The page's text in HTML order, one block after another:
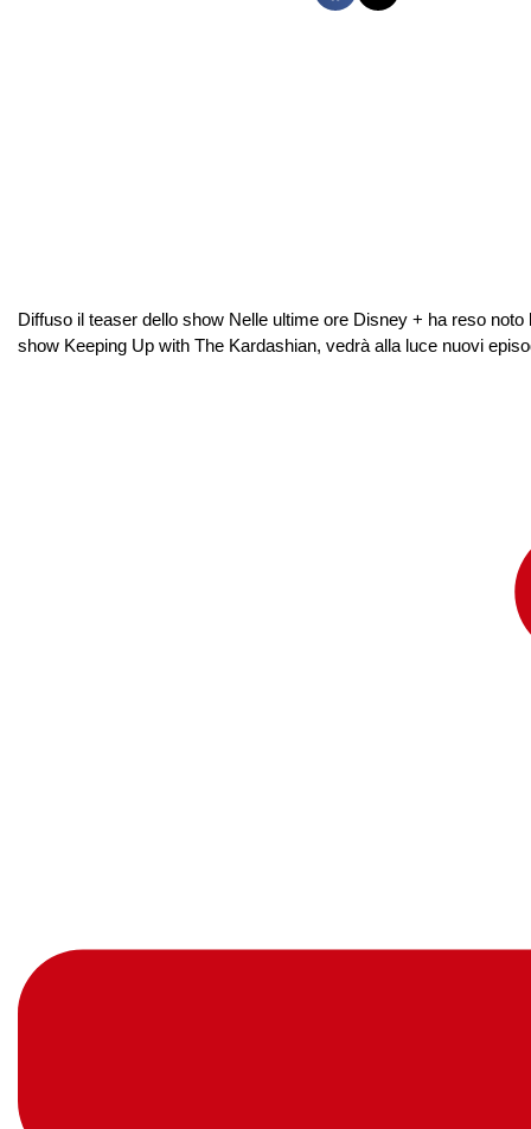
Diffuso il teaser dello show Nelle ultime ore Disney + ha reso
show Keeping Up with The Kardashian, vedrà alla luce nuovi